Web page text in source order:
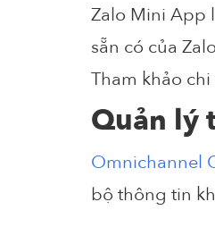
Zalo Mini App
sẵn có của
Tham khảo chi
Quản lý
Omnichannel
bộ thông tin